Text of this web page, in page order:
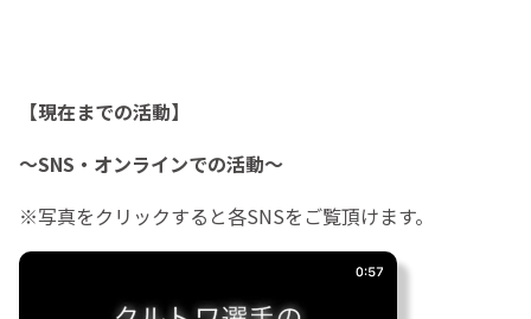
【現在までの活動】
〜SNS・オンラインでの活動〜
※写真をクリックすると各SNSをご覧頂けます。